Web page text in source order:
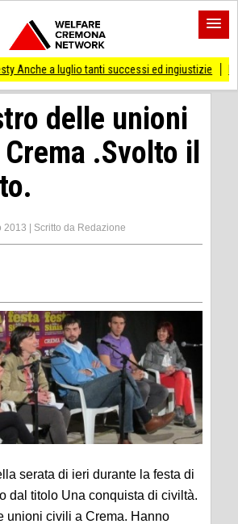
tanti successi ed ingiustizie Pianeta
delle unioni
.Svolto il
2013 Scritto da Redazione
serata di ieri durante la festa di
dal titolo Una conquista di civiltà.
unioni civili a Crema. Hanno